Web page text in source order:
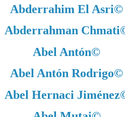
Abderrahim El Asri©
Abderrahman Chmati
Abel Antón©
Abel Antón Rodrigo©
Abel Hernaci Jiménez